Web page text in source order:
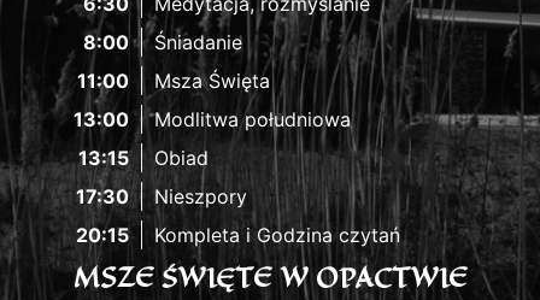
8:00
Śniadanie
11:00
Msza Święta
13:00
Modlitwa południowa
13:15
Obiad
17:30
Nieszpory
20:15
Kompleta i Godzina czytań
MSZE ŚWIĘTE W OPACTWIE